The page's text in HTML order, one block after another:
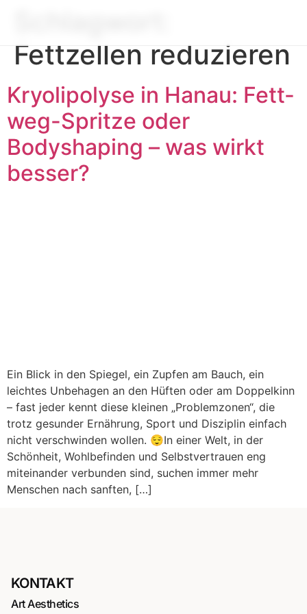
Fettzellen reduzieren
Kryolipolyse in Hanau: Fett-
weg-Spritze oder
Bodyshaping – was wirkt
besser?
Ein Blick in den Spiegel, ein Zupfen am Bauch, ein
leichtes Unbehagen an den Hüften oder am Doppelkinn
– fast jeder kennt diese kleinen „Problemzonen“, die
trotz gesunder Ernährung, Sport und Disziplin einfach
nicht verschwinden wollen. 😌In einer Welt, in der
Schönheit, Wohlbefinden und Selbstvertrauen eng
miteinander verbunden sind, suchen immer mehr
Menschen nach sanften, […]
KONTAKT
Art Aesthetics